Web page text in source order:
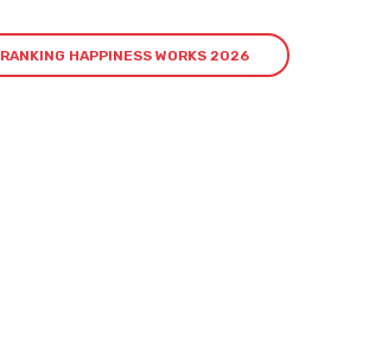
RANKING HAPPINESS WORKS 2026